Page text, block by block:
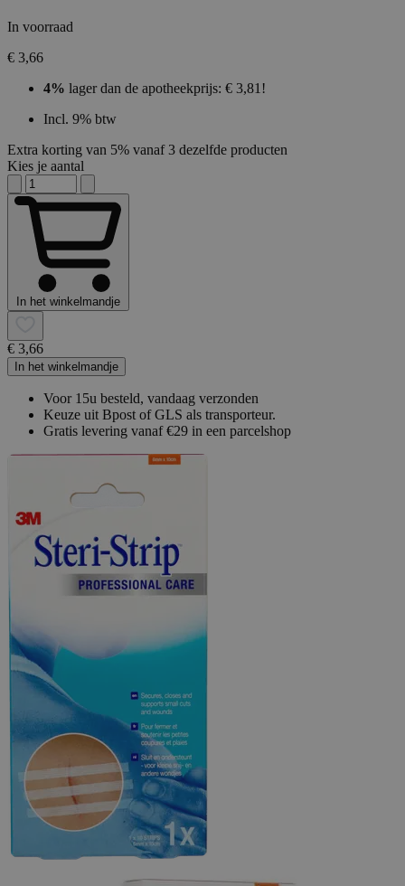
In voorraad
€ 3,66
4% lager dan de apotheekprijs: € 3,81!
Incl. 9% btw
Extra korting van 5% vanaf 3 dezelfde producten
Kies je aantal
In het winkelmandje
€ 3,66
In het winkelmandje
Voor 15u besteld, vandaag verzonden
Keuze uit Bpost of GLS als transporteur.
Gratis levering vanaf €29 in een parcelshop